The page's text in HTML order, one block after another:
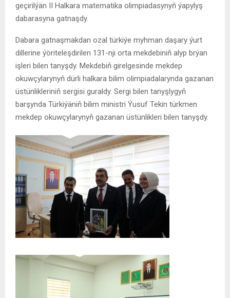
geçirilýän II Halkara matematika olimpiadasynyň ýapylyş
dabarasyna gatnaşdy.
Dabara gatnaşmakdan ozal türkiýe myhman daşary ýurt
dillerine ýöriteleşdirilen 131-nji orta mekdebiniň alyp brýan
işleri bilen tanyşdy. Mekdebiň girelgesinde mekdep
okuwçylarynyň dürli halkara bilim olimpiadalarynda gazanan
üstünlikleriniň sergisi guraldy. Sergi bilen tanyşlygyň
barşynda Türkiýäniň bilim ministri Ýusuf Tekin türkmen
mekdep okuwçylarynyň gazanan üstünlikleri bilen tanyşdy.